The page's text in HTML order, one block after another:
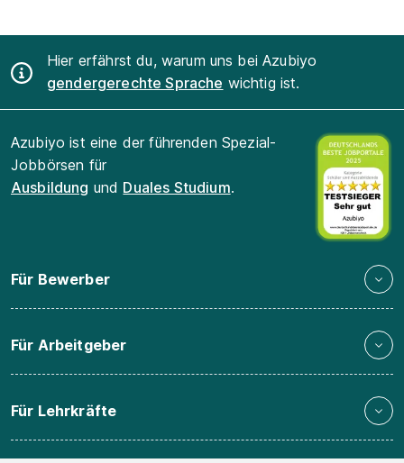
Hier erfährst du, warum uns bei Azubiyo
gendergerechte Sprache wichtig ist.
Azubiyo ist eine der führenden Spezial-
Jobbörsen für
Ausbildung und Duales Studium.
Für Bewerber
Für Arbeitgeber
Für Lehrkräfte